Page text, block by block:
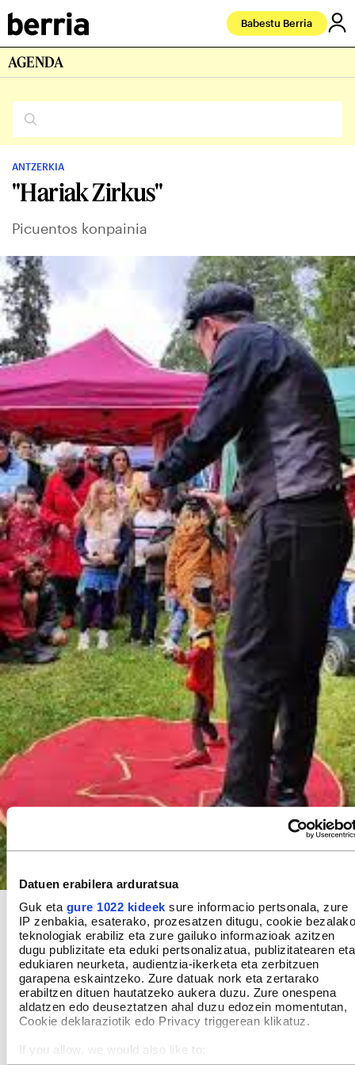
Datuen erabilera arduratsua
Guk eta gure 1022 kideek sure informacio pertsonala, zure
IP zenbakia, esaterako, prozesatzen ditugu, cookie bezalako
teknologiak erabiliz eta zure gailuko informazioak azitzen
dugu publizitate eta eduki pertsonalizatua, publizitatearen eta
edukiaren neurketa, audientzia-ikerketa eta zerbitzuen
garapena eskaintzeko. Zure datuak nork eta zertarako
erabiltzen dituen hautatzeko aukera duzu. Zure onespena
aldatzen edo deuseztatzen ahal duzu edozein momentutan,
Cookie deklaraziotik edo Privacy triggerean klikatuz.
If you allow, we would also like to:
Babestu Berria
AGENDA
ANTZERKIA
"Hariak Zirkus"
Picuentos konpainia
Araba Dulantzi/ Ikastetxea
2026ko uztailaren 10a
12:00
Informazio gehiago